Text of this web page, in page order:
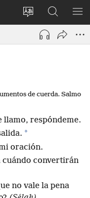
Cambiar
idioma
del sitio
Iniciar
sesión
en
jw.org
de cuerda. Salmo
llamo, respóndeme.
*
oración.
cuándo convertirán
no vale la pena